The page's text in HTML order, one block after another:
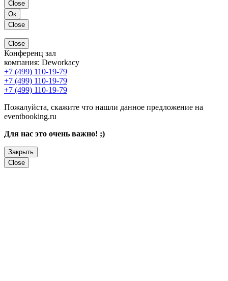
Close
Ок
Close
Close
Конференц зал
компания: Deworkacy
+7 (499) 110-19-79
+7 (499) 110-19-79
+7 (499) 110-19-79
Пожалуйста, скажите что нашли данное предложение на
eventbooking.ru
Для нас это очень важно! ;)
Закрыть
Close